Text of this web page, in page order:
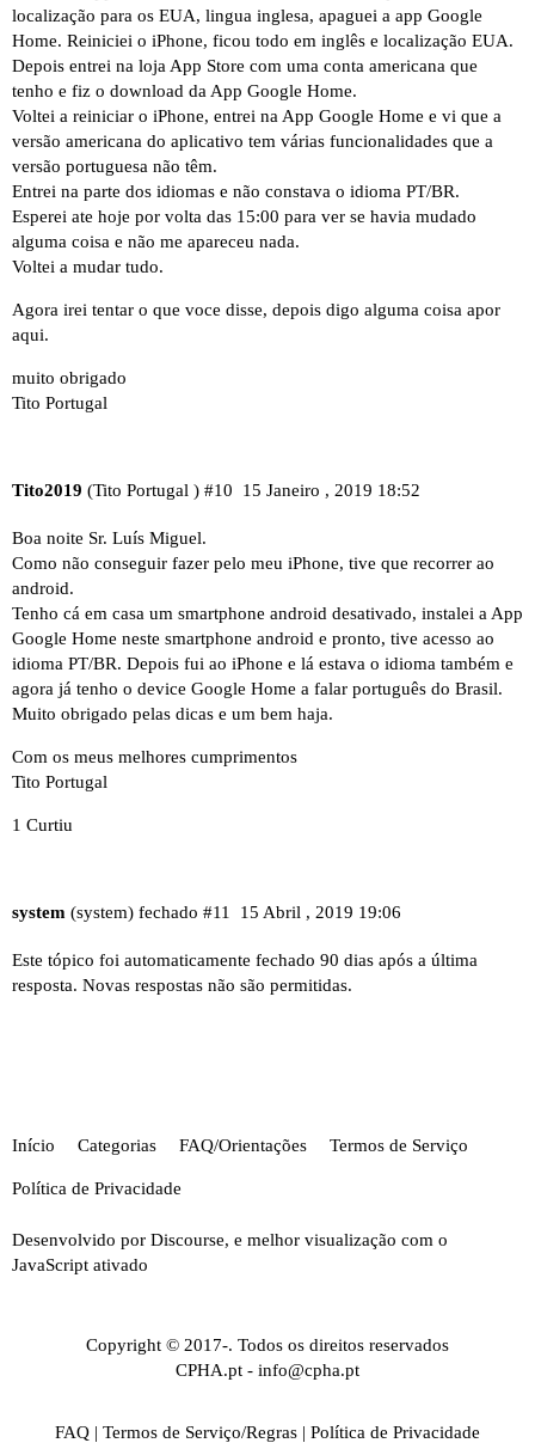
localização para os EUA, lingua inglesa, apaguei a app Google
Home. Reiniciei o iPhone, ficou todo em inglês e localização EUA.
Depois entrei na loja App Store com uma conta americana que
tenho e fiz o download da App Google Home.
Voltei a reiniciar o iPhone, entrei na App Google Home e vi que a
versão americana do aplicativo tem várias funcionalidades que a
versão portuguesa não têm.
Entrei na parte dos idiomas e não constava o idioma PT/BR.
Esperei ate hoje por volta das 15:00 para ver se havia mudado
alguma coisa e não me apareceu nada.
Voltei a mudar tudo.
Agora irei tentar o que voce disse, depois digo alguma coisa apor
aqui.
muito obrigado
Tito Portugal
Tito2019 (Tito Portugal ) 15 Janeiro , 2019 18:52
#10
Boa noite Sr. Luís Miguel.
Como não conseguir fazer pelo meu iPhone, tive que recorrer ao
android.
Tenho cá em casa um smartphone android desativado, instalei a App
Google Home neste smartphone android e pronto, tive acesso ao
idioma PT/BR. Depois fui ao iPhone e lá estava o idioma também e
agora já tenho o device Google Home a falar português do Brasil.
Muito obrigado pelas dicas e um bem haja.
Com os meus melhores cumprimentos
Tito Portugal
1 Curtiu
system (system) fechado 15 Abril , 2019 19:06
#11
Este tópico foi automaticamente fechado 90 dias após a última
resposta. Novas respostas não são permitidas.
Início Categorias FAQ/Orientações Termos de Serviço
Política de Privacidade
Desenvolvido por Discourse, e melhor visualização com o
JavaScript ativado
Copyright © 2017-. Todos os direitos reservados
CPHA.pt - info@cpha.pt
FAQ | Termos de Serviço/Regras | Política de Privacidade